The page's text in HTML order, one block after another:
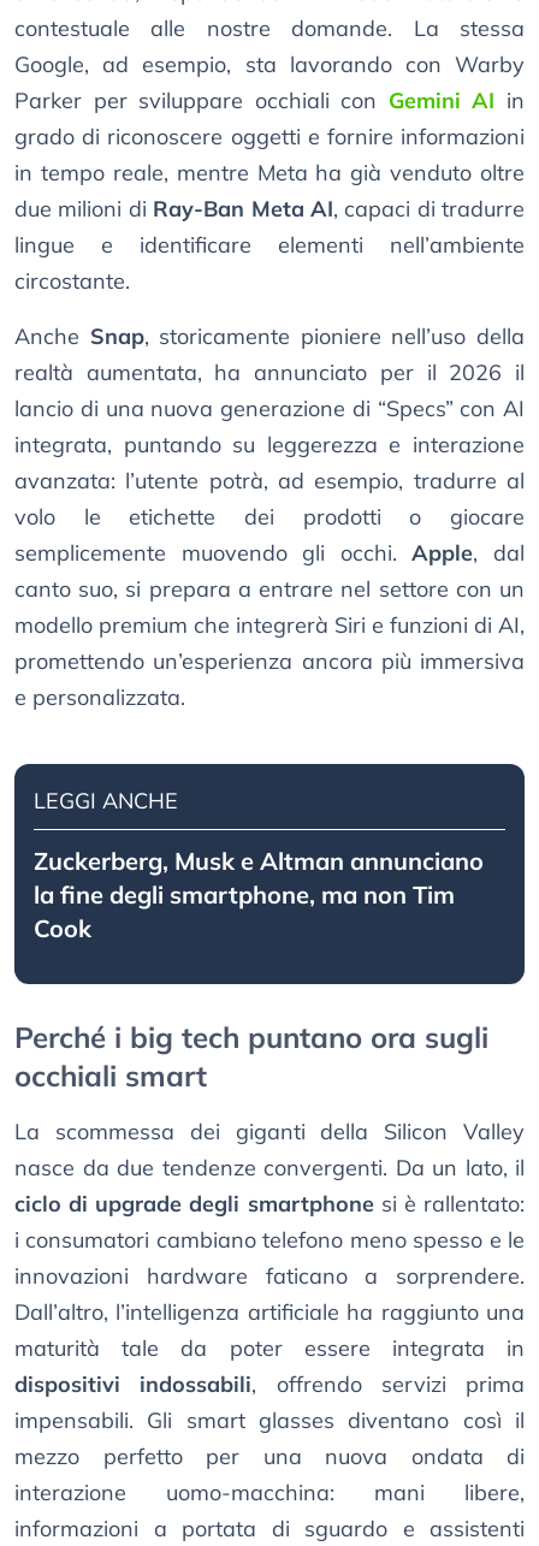
contestuale alle nostre domande. La stessa
Google, ad esempio, sta lavorando con Warby
Parker per sviluppare occhiali con Gemini AI in
grado di riconoscere oggetti e fornire informazioni
in tempo reale, mentre Meta ha già venduto oltre
due milioni di Ray-Ban Meta AI, capaci di tradurre
lingue e identificare elementi nell’ambiente
circostante.
Anche Snap, storicamente pioniere nell’uso della
realtà aumentata, ha annunciato per il 2026 il
lancio di una nuova generazione di “Specs” con AI
integrata, puntando su leggerezza e interazione
avanzata: l’utente potrà, ad esempio, tradurre al
volo le etichette dei prodotti o giocare
semplicemente muovendo gli occhi.Apple, dal
canto suo, si prepara a entrare nel settore con un
modello premium che integrerà Siri e funzioni di AI,
promettendo un’esperienza ancora più immersiva
e personalizzata.
LEGGI ANCHE
Zuckerberg, Musk e Altman annunciano
la fine degli smartphone, ma non Tim
Cook
Perché i big tech puntano ora sugli
occhiali smart
La scommessa dei giganti della Silicon Valley
nasce da due tendenze convergenti. Da un lato, il
ciclo di upgrade degli smartphonesi è rallentato:
i consumatori cambiano telefono meno spesso e le
innovazioni hardware faticano a sorprendere.
Dall’altro, l’intelligenza artificiale ha raggiunto una
maturità tale da poter essere integrata in
dispositivi indossabili, offrendo servizi prima
impensabili. Gli smart glasses diventano così il
mezzo perfetto per una nuova ondata di
interazione uomo-macchina: mani libere,
informazioni a portata di sguardo e assistenti